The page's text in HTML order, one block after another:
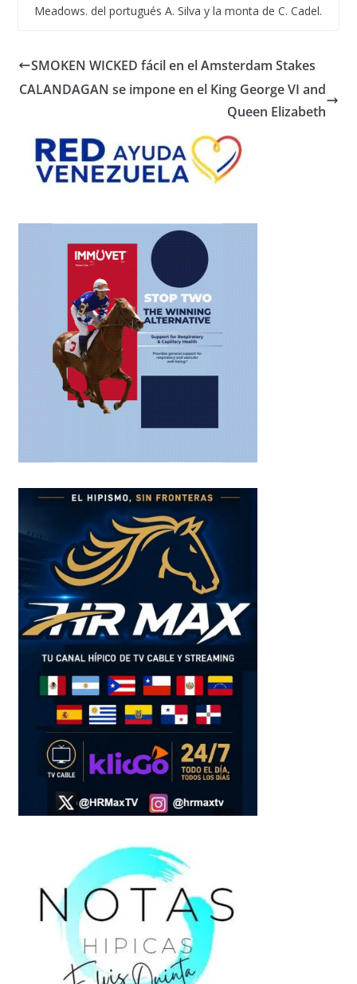
Meadows. del portugués A. Silva y la monta de C. Cadel.
SMOKEN WICKED fácil en el Amsterdam Stakes
CALANDAGAN se impone en el King George VI and
Queen Elizabeth